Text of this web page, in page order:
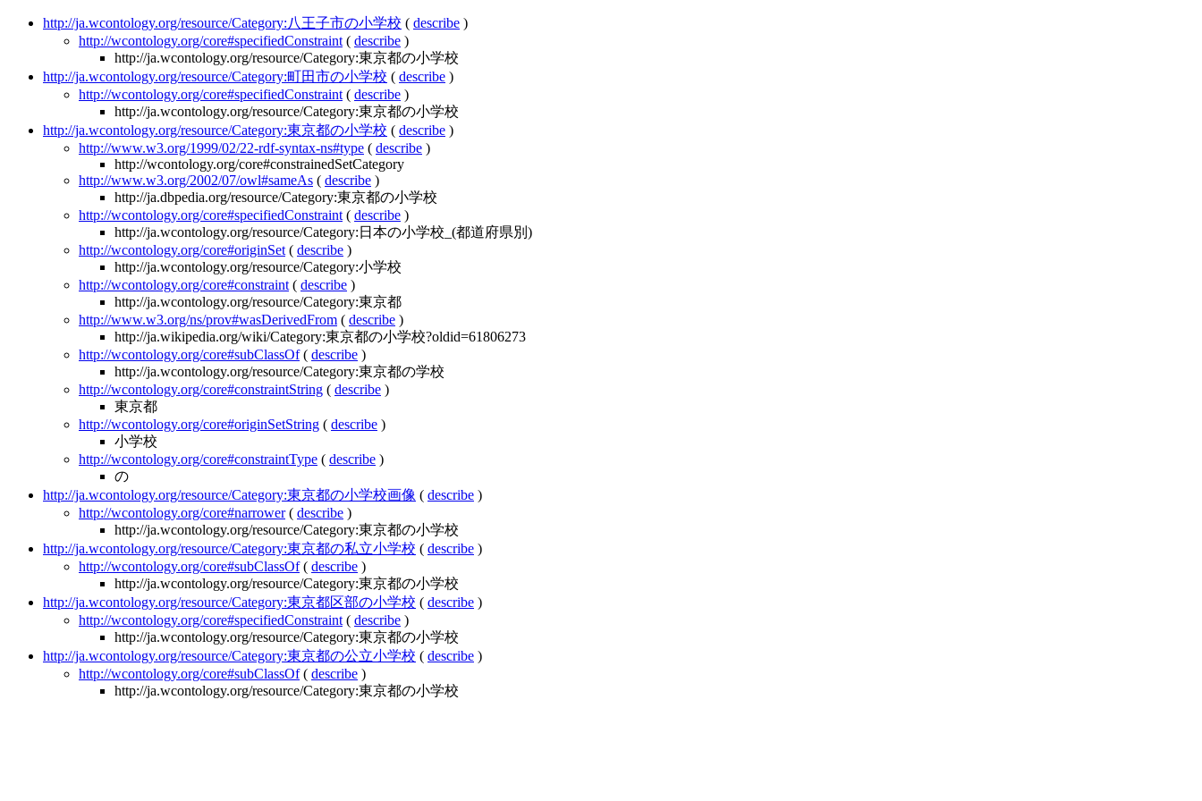
http://ja.wcontology.org/resource/Category:八王子市の小学校 ( describe )
http://wcontology.org/core#specifiedConstraint ( describe )
http://ja.wcontology.org/resource/Category:東京都の小学校
http://ja.wcontology.org/resource/Category:町田市の小学校 ( describe )
http://wcontology.org/core#specifiedConstraint ( describe )
http://ja.wcontology.org/resource/Category:東京都の小学校
http://ja.wcontology.org/resource/Category:東京都の小学校 ( describe )
http://www.w3.org/1999/02/22-rdf-syntax-ns#type ( describe )
http://wcontology.org/core#constrainedSetCategory
http://www.w3.org/2002/07/owl#sameAs ( describe )
http://ja.dbpedia.org/resource/Category:東京都の小学校
http://wcontology.org/core#specifiedConstraint ( describe )
http://ja.wcontology.org/resource/Category:日本の小学校_(都道府県別)
http://wcontology.org/core#originSet ( describe )
http://ja.wcontology.org/resource/Category:小学校
http://wcontology.org/core#constraint ( describe )
http://ja.wcontology.org/resource/Category:東京都
http://www.w3.org/ns/prov#wasDerivedFrom ( describe )
http://ja.wikipedia.org/wiki/Category:東京都の小学校?oldid=61806273
http://wcontology.org/core#subClassOf( describe )
http://ja.wcontology.org/resource/Category:東京都の学校
http://wcontology.org/core#constraintString ( describe )
東京都
http://wcontology.org/core#originSetString ( describe )
小学校
http://wcontology.org/core#constraintType ( describe )
の
http://ja.wcontology.org/resource/Category:東京都の小学校画像 ( describe )
http://wcontology.org/core#narrower( describe )
http://ja.wcontology.org/resource/Category:東京都の小学校
http://ja.wcontology.org/resource/Category:東京都の私立小学校 ( describe )
http://wcontology.org/core#subClassOf( describe )
http://ja.wcontology.org/resource/Category:東京都の小学校
http://ja.wcontology.org/resource/Category:東京都区部の小学校 ( describe )
http://wcontology.org/core#specifiedConstraint ( describe )
http://ja.wcontology.org/resource/Category:東京都の小学校
http://ja.wcontology.org/resource/Category:東京都の公立小学校 ( describe )
http://wcontology.org/core#subClassOf( describe )
http://ja.wcontology.org/resource/Category:東京都の小学校